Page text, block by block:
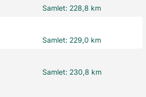
Samlet: 228,8 km
Samlet: 229,0 km
Samlet: 230,8 km